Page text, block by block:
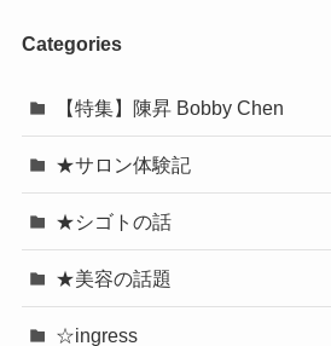
Categories
【特集】陳昇 Bobby Chen
★サロン体験記
★シゴトの話
★美容の話題
☆ingress